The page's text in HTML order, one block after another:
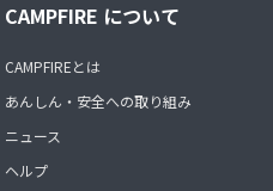
CAMPFIRE について
CAMPFIREとは
あんしん・安全への取り組み
ニュース
ヘルプ